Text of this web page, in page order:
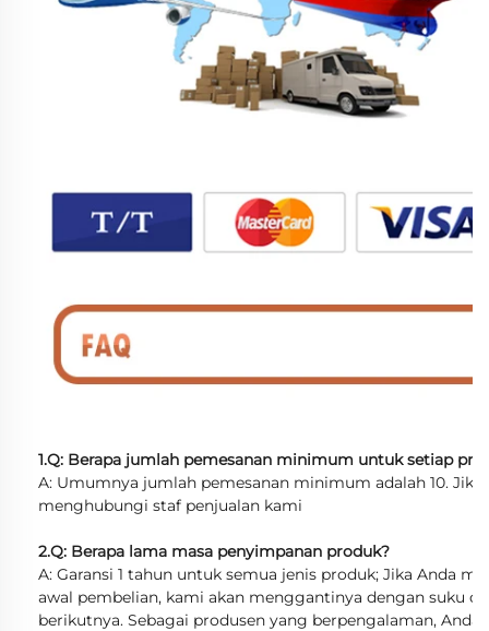
1.Q: Berapa jumlah pemesanan minimum untuk setiap
A: Umumnya jumlah pemesanan minimum adalah 10.
menghubungi staf penjualan kami
2.Q: Berapa lama masa penyimpanan produk?
A: Garansi 1 tahun untuk semua jenis produk; Jika Anda
awal pembelian, kami akan menggantinya dengan suku
berikutnya. Sebagai produsen yang berpengalaman,